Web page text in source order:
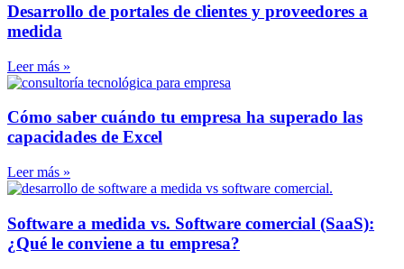
Desarrollo de portales de clientes y proveedores a
medida
Leer más »
Cómo saber cuándo tu empresa ha superado las
capacidades de Excel
Leer más »
Software a medida vs. Software comercial (SaaS):
¿Qué le conviene a tu empresa?